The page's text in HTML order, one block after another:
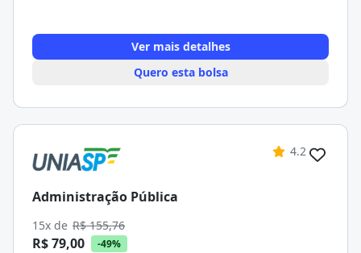
Ver mais detalhes
Quero esta bolsa
4.2
Administração Pública
15x de R$ 155,76
R$ 79,00 -49%